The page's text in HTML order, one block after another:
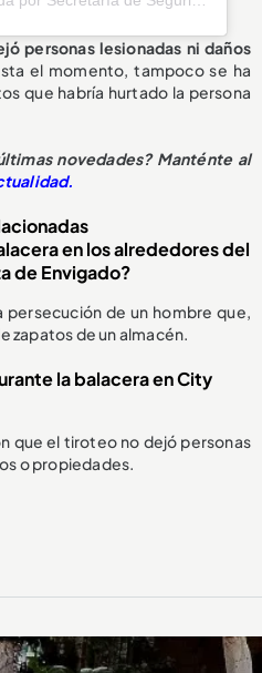
personas lesionadas ni daños
el momento, tampoco se ha
que habría hurtado la persona
novedades? Manténte al
en los alrededores del
de Envigado?
persecución de un hombre que,
zapatos de un almacén.
la balacera en City
que el tiroteo no dejó personas
o propiedades.